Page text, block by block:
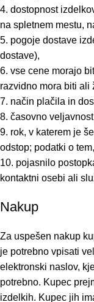
4. dostopnost
na spletnem mestu,
5. pogoje dostave
dostave),
6. vse cene morajo
razvidno mora biti ali
7. način plačila in
8. časovno
9. rok, v katerem je
odstop; podatki o
10. pojasnilo
kontaktni osebi ali
Nakup
Za uspešen nakup
je potrebno vpisati
elektronski naslov,
potrebno. Kupec
izdelkih. Kupec jih